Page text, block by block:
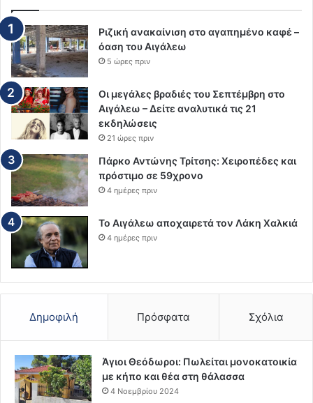
Ριζική ανακαίνιση στο αγαπημένο καφέ –
όαση του Αιγάλεω
5 ώρες πριν
Οι μεγάλες βραδιές του Σεπτέμβρη στο
Αιγάλεω – Δείτε αναλυτικά τις 21
εκδηλώσεις
21 ώρες πριν
Πάρκο Αντώνης Τρίτσης: Χειροπέδες και
πρόστιμο σε 59χρονο
4 ημέρες πριν
Το Αιγάλεω αποχαιρετά τον Λάκη Χαλκιά
4 ημέρες πριν
Δημοφιλή Πρόσφατα Σχόλια
Άγιοι Θεόδωροι: Πωλείται μονοκατοικία
με κήπο και θέα στη θάλασσα
4 Νοεμβρίου 2024